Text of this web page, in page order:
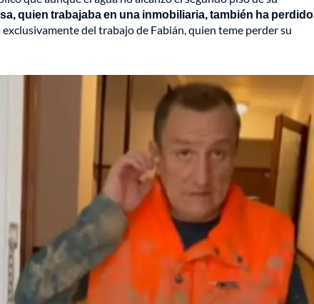
quien trabajaba en una inmobiliaria, también ha perdido
del trabajo de Fabián, quien teme perder su